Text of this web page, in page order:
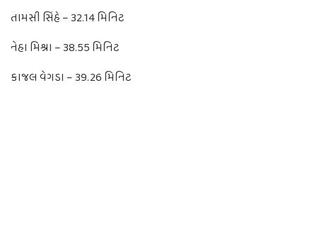
તામસી સિંહે – 32.14 મિનિટ
નેહા મિશ્રા – 38.55 મિનિટ
કાજલ વેગડા – 39.26 મિનિટ